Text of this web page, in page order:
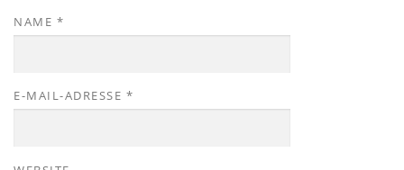
NAME *
E-MAIL-ADRESSE *